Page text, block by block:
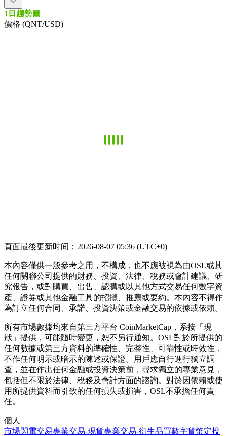
1日趨勢圖
價格 (QNT/USD)
頁面最後更新时间：2026-08-07 05:36 (UTC+0)
本內容僅供一般參考之用，不構成，也不應被視為由OSL或其
任何關聯公司提供的財務、投資、法律、稅務或會計建議、研
究報告，或對購買、出售、認購或以其他方式交易任何數字資
產、證券或其他金融工具的招攬、推薦或要約。本內容不得作
為訂立任何合同、承諾、投資決策或金融交易的依據或依賴。
所有市場數據均來自第三方平台 CoinMarketCap，系按「現
狀」提供，可能隨時變更，恕不另行通知。OSL對於所提供的
任何數據或第三方資料的準確性、完整性、可靠性或時效性，
不作任何明示或暗示的陳述或保證。用戶應自行進行獨立調
查，並在作出任何金融或投資決策前，尋求獨立的專業意見，
包括但不限於法律、稅務及會計方面的諮詢。對於因依賴或使
用所提供資料而引致的任何損失或損害，OSL不承擔任何責
任。
個人
市場閃電交易專業交易-現貨專業交易-衍生品買數字貨幣定投